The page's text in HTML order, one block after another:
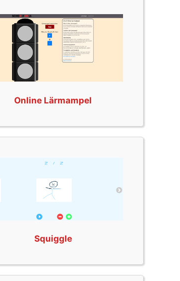
Online Lärmampel
Squiggle